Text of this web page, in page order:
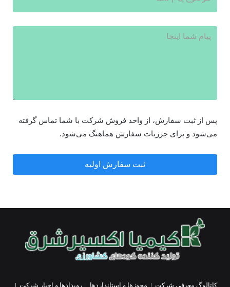
پس از ثبت سفارش، از واحد فروش شرکت با شما تماس گرفته
می‌شود و برای جززیات سفارش هماهنگ می‌شود.
ثبت سفارش اولیه
کاتالوگ معرفی شرکت | مجوزها و استانداردها |رویدادها و اخبار شرکت |